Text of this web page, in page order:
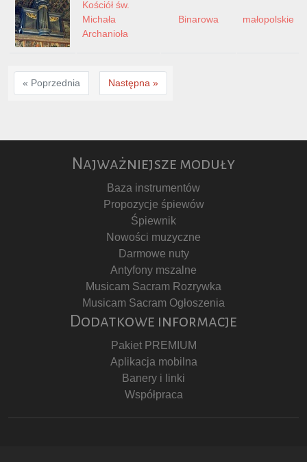
Kościół św.
Michała
Archanioła
Binarowa małopolskie
« Poprzednia Następna »
Najważniejsze moduły
Baza instrumentów
Propozycje śpiewów
Śpiewnik
Nowości muzyczne
Darmowe nuty
Antyfony mszalne
Musicam Sacram Rozrywka
Musicam Sacram Ogłoszenia
Dodatkowe informacje
Pakiet PREMIUM
Aplikacja mobilna
Banery i linki
Współpraca